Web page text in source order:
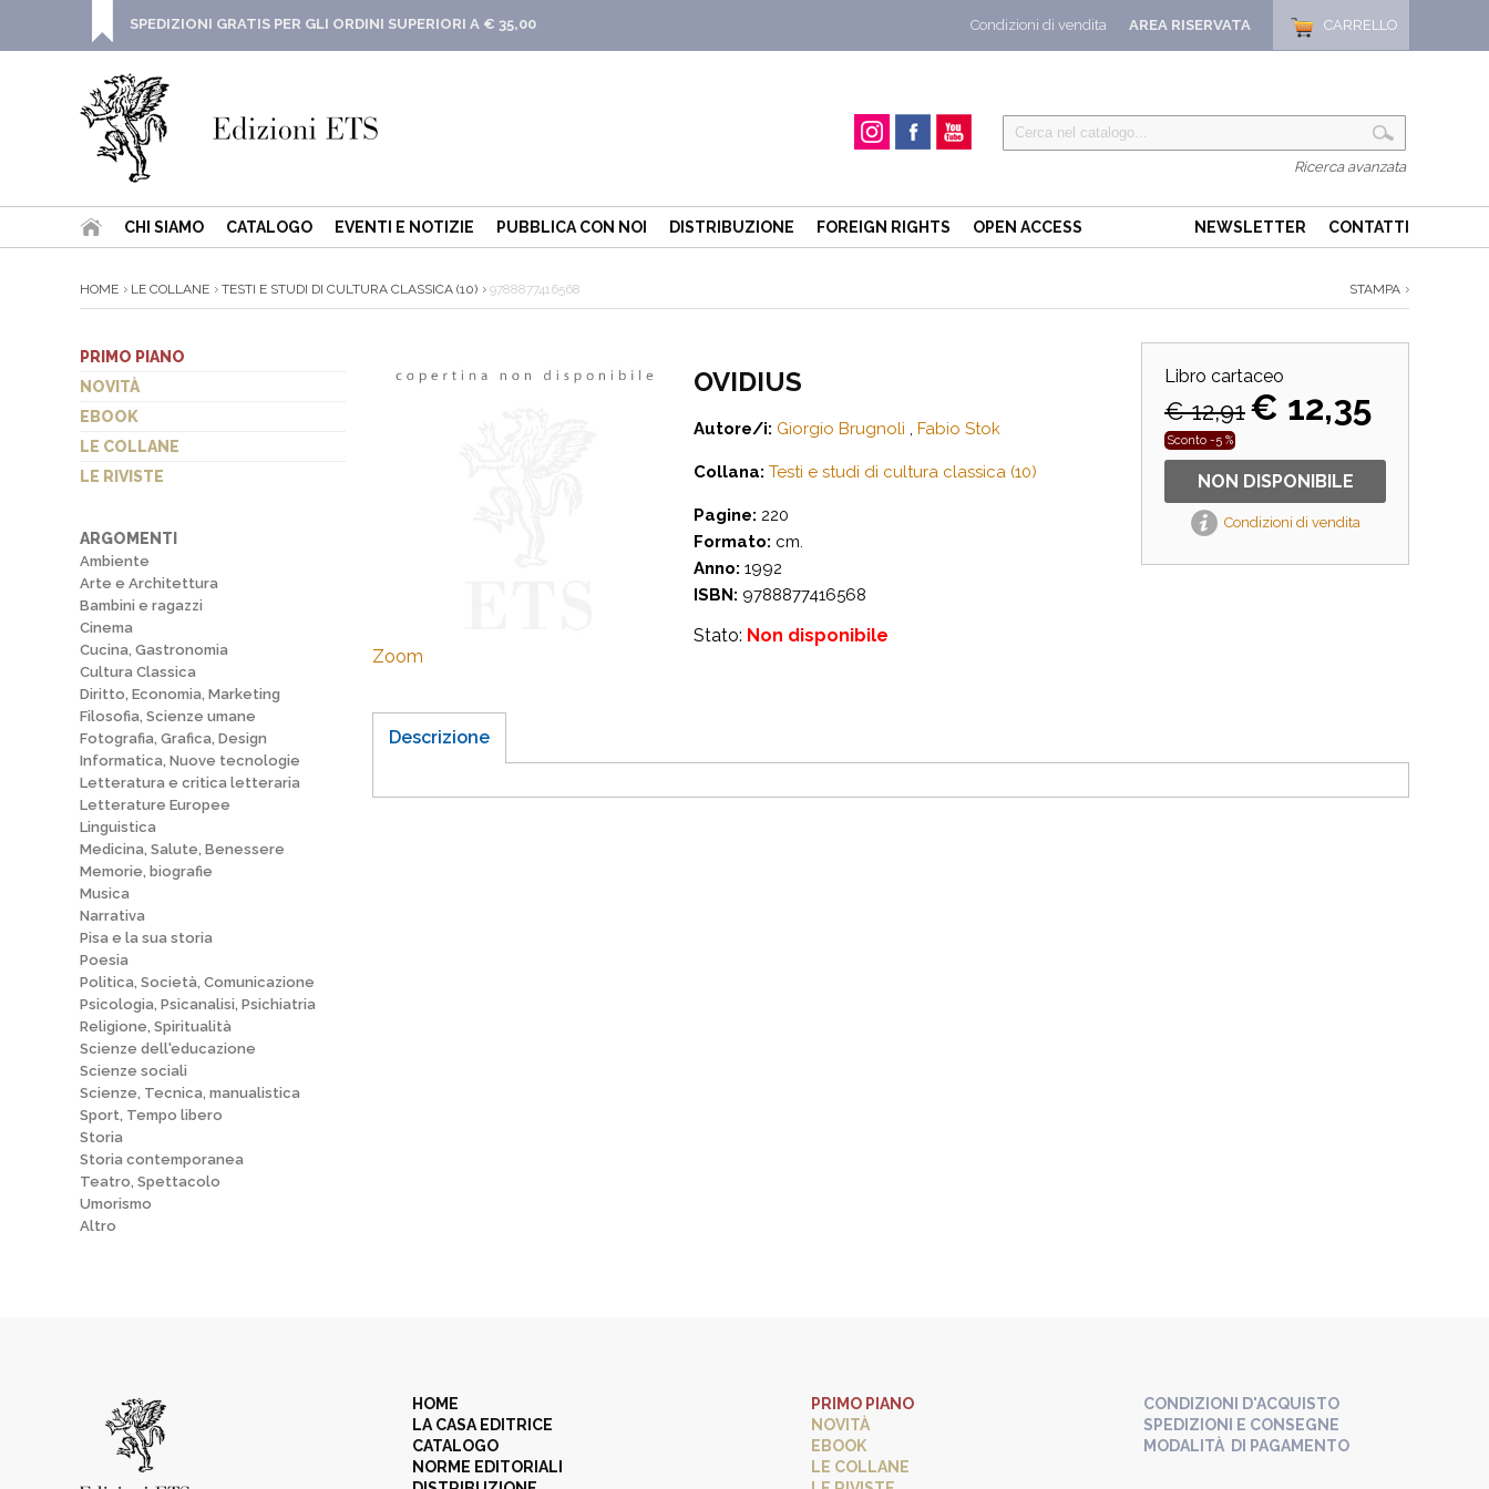
CARRELLO
AREA RISERVATA
Condizioni di vendita
SPEDIZIONI GRATIS PER GLI ORDINI SUPERIORI A € 35,00
Ricerca avanzata
CHI SIAMO CATALOGO EVENTI E NOTIZIE PUBBLICA CON NOI DISTRIBUZIONE FOREIGN RIGHTS OPEN ACCESS NEWSLETTER CONTATTI
HOME LE COLLANE TESTI E STUDI DI CULTURA CLASSICA (10) 9788877416568 STAMPA
PRIMO PIANO
NOVITÀ
EBOOK
LE COLLANE
LE RIVISTE
ARGOMENTI
Ambiente
Arte e Architettura
Bambini e ragazzi
Cinema
Cucina, Gastronomia
Cultura Classica
Diritto, Economia, Marketing
Filosofia, Scienze umane
Fotografia, Grafica, Design
Informatica, Nuove tecnologie
Letteratura e critica letteraria
Letterature Europee
Linguistica
Medicina, Salute, Benessere
Memorie, biografie
Musica
Narrativa
Pisa e la sua storia
Poesia
Politica, Società, Comunicazione
Psicologia, Psicanalisi, Psichiatria
Religione, Spiritualità
Scienze dell'educazione
Scienze sociali
Scienze, Tecnica, manualistica
Sport, Tempo libero
Storia
Storia contemporanea
Teatro, Spettacolo
Umorismo
Altro
Libro cartaceo
€ 12,91€ 12,35
Sconto -5 %
NON DISPONIBILE
Condizioni di vendita
Zoom
OVIDIUS
Autore/i: Giorgio Brugnoli , Fabio Stok
Collana: Testi e studi di cultura classica (10)
Pagine: 220
Formato: cm.
Anno: 1992
ISBN: 9788877416568
Stato: Non disponibile
Descrizione
HOME
LA CASA EDITRICE
CATALOGO
NORME EDITORIALI
PRIMO PIANO
NOVITÀ
EBOOK
LE COLLANE
CONDIZIONI D'ACQUISTO
SPEDIZIONI E CONSEGNE
MODALITÀ DI PAGAMENTO